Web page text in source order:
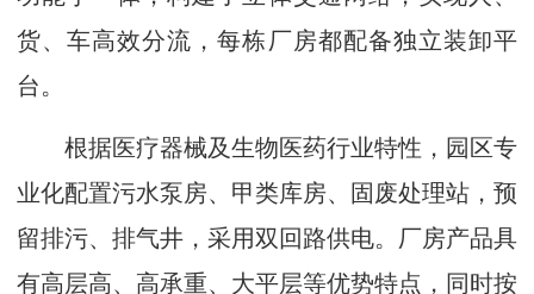
货、车高效分流，每栋厂房都配备独立装卸平
台。
根据医疗器械及生物医药行业特性，园区专
业化配置污水泵房、甲类库房、固废处理站，预
留排污、排气井，采用双回路供电。厂房产品具
有高层高、高承重、大平层等优势特点，同时按